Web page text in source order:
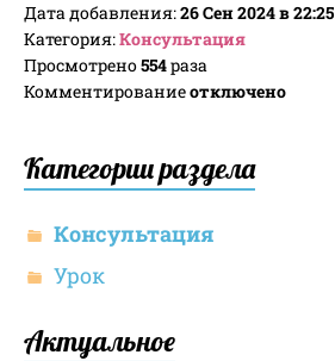
Дата добавления:26 Сен 2024 в 22:25
Категория:Консультация
Просмотрено554раза
Комментированиеотключено
Категории раздела
Консультация
Урок
Актуальное